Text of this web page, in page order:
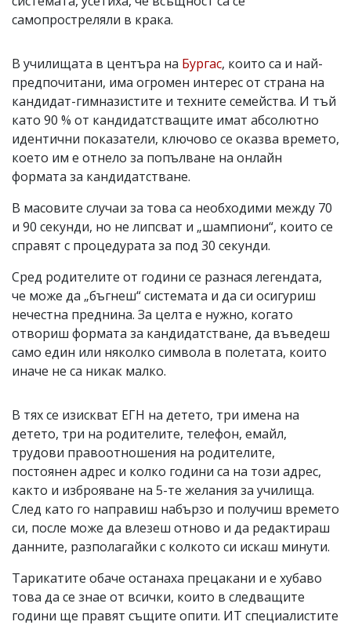
самопростреляли в крака.
В училищата в центъра на Бургас, които са и най-
предпочитани, има огромен интерес от страна на
кандидат-гимназистите и техните семейства. И тъй
като 90 % от кандидатстващите имат абсолютно
идентични показатели, ключово се оказва времето,
което им е отнело за попълване на онлайн
формата за кандидатстване.
В масовите случаи за това са необходими между 70
и 90 секунди, но не липсват и „шампиони“, които се
справят с процедурата за под 30 секунди.
Сред родителите от години се разнася легендата,
че може да „бъгнеш“ системата и да си осигуриш
нечестна преднина. За целта е нужно, когато
отвориш формата за кандидатстване, да въведеш
само един или няколко символа в полетата, които
иначе не са никак малко.
В тях се изискват ЕГН на детето, три имена на
детето, три на родителите, телефон, емайл,
трудови правоотношения на родителите,
постоянен адрес и колко години са на този адрес,
както и изброяване на 5-те желания за училища.
След като го направиш набързо и получиш времето
си, после може да влезеш отново и да редактираш
данните, разполагайки с колкото си искаш минути.
Тарикатите обаче останаха прецакани и е хубаво
това да се знае от всички, които в следващите
години ще правят същите опити. ИТ специалистите